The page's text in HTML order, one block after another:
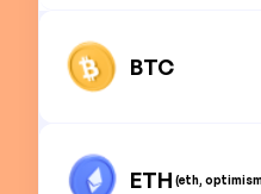
BTC
ETH (eth,